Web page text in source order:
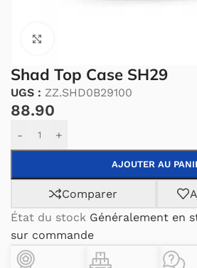
Shad Top Case SH29
UGS : ZZ.SHD0B29100
88.90
- +
AJOUTER AU
Alternative:
Comparer
État du stock Généralement en
sur commande